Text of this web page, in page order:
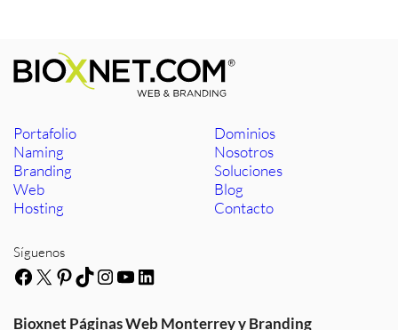
Portafolio
Naming
Branding
Web
Hosting
Dominios
Nosotros
Soluciones
Blog
Contacto
Síguenos
Facebook
X Pinterest
TikTok
Instagram
YouTube
LinkedIn
Bioxnet Páginas Web Monterrey y Branding